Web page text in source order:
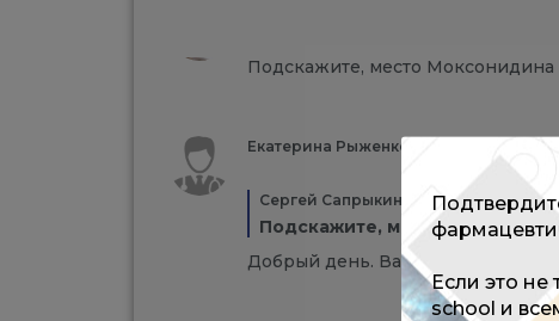
Подскажите, место
Екатерина Рыженкова
Сергей Сапрыкин
Подскажите, место
Добрый день. Ваш вопрос
Если это не
school и